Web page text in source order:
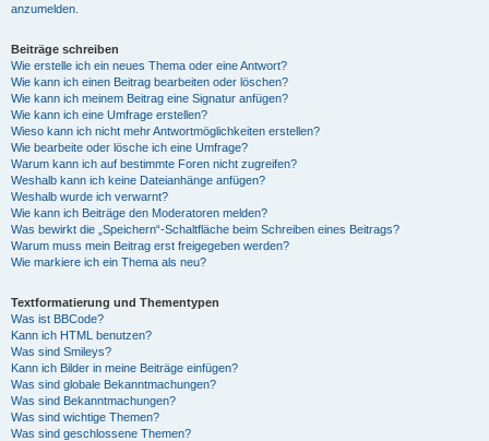
anzumelden.
Beiträge schreiben
Wie erstelle ich ein neues Thema oder eine Antwort?
Wie kann ich einen Beitrag bearbeiten oder löschen?
Wie kann ich meinem Beitrag eine Signatur anfügen?
Wie kann ich eine Umfrage erstellen?
Wieso kann ich nicht mehr Antwortmöglichkeiten erstellen?
Wie bearbeite oder lösche ich eine Umfrage?
Warum kann ich auf bestimmte Foren nicht zugreifen?
Weshalb kann ich keine Dateianhänge anfügen?
Weshalb wurde ich verwarnt?
Wie kann ich Beiträge den Moderatoren melden?
Was bewirkt die „Speichern“-Schaltfläche beim Schreiben eines Beitrags?
Warum muss mein Beitrag erst freigegeben werden?
Wie markiere ich ein Thema als neu?
Textformatierung und Thementypen
Was ist BBCode?
Kann ich HTML benutzen?
Was sind Smileys?
Kann ich Bilder in meine Beiträge einfügen?
Was sind globale Bekanntmachungen?
Was sind Bekanntmachungen?
Was sind wichtige Themen?
Was sind geschlossene Themen?